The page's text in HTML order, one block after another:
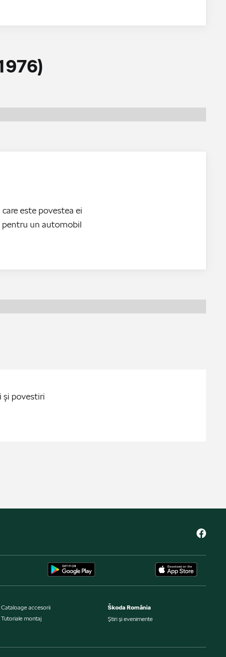
este povestea ei
pentru un automobil
şi povestiri
Cataloage accesorii
Tutoriale montaj
Škoda România
Ştiri şi evenimente